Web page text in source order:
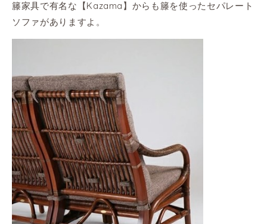
籐家具で有名な【Kazama】からも籐を使ったセパレート
ソファがありますよ。